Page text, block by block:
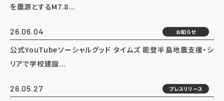
を震源とするM7.8...
26.06.04 お知らせ
公式YouTubeソーシャルグッド タイムズ 能登半島地震支援・シ
リアで学校建設...
26.05.27 プレスリリース